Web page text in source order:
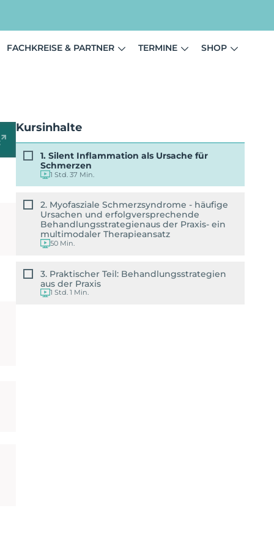
FACHKREISE & PARTNER TERMINE SHOP
Kursinhalte
1. Silent Inflammation als Ursache für
Schmerzen
1 Std. 37 Min.
2. Myofasziale Schmerzsyndrome - häufige
Ursachen und erfolgversprechende
Behandlungsstrategienaus der Praxis- ein
multimodaler Therapieansatz
50 Min.
3. Praktischer Teil: Behandlungsstrategien
aus der Praxis
1 Std. 1 Min.